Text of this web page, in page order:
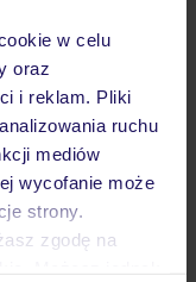
w celu
oraz
i reklam. Pliki
ruchu
mediów
wycofanie może
strony.
zgodę na